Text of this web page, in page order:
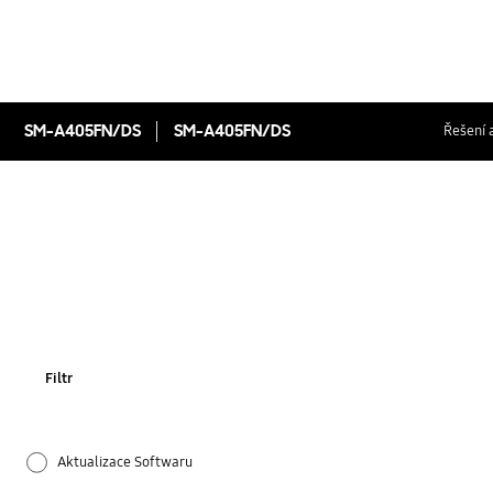
SM-A405FN/DS SM-A405FN/DS Řešení
Filtr
Aktualizace Softwaru